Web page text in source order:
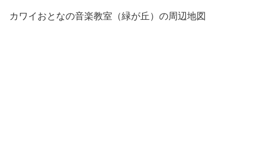
カワイおとなの音楽教室（緑が丘）の周辺地図